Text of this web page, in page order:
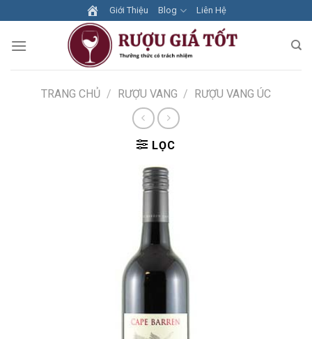
to
content
Giới Thiệu Blog Liên Hệ
TRANG CHỦ / RƯỢU VANG / RƯỢU VANG ÚC
LỌC